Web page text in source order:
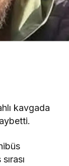
kavgada